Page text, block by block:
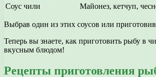
Соус чили
Майонез, кетчуп,
Выбрав один из этих соусов или
Теперь вы знаете, как приготовить рыбу в
вкусным блюдом!
Рецепты приготовления